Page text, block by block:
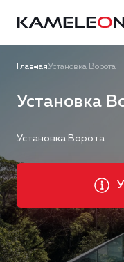
ГлавнаяУстановка Ворота
Установка
Установка Ворота